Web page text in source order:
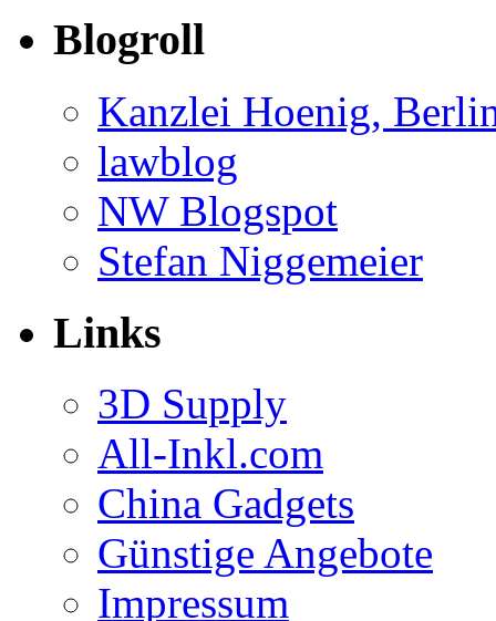
Blogroll
Kanzlei Hoenig,
lawblog
NW Blogspot
Stefan Niggemeier
Links
3D Supply
All-Inkl.com
China Gadgets
Günstige Angebote
Impressum